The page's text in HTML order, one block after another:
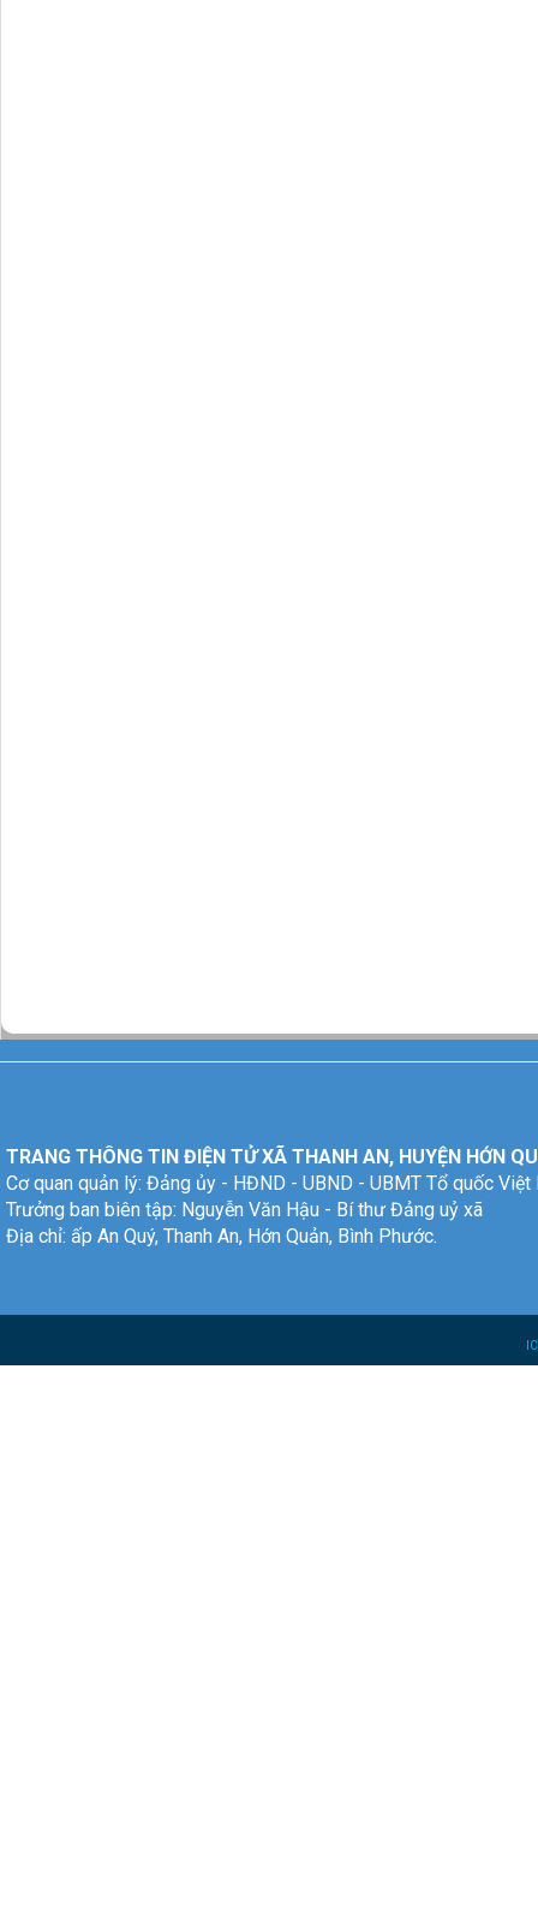
TRANG THÔNG TIN ĐIỆN TỬ XÃ THANH AN, HUYỆN HỚN
Cơ quan quản lý: Đảng ủy - HĐND - UBND - UBMT Tổ quốc Việt
Trưởng ban biên tập: Nguyễn Văn Hậu - Bí thư Đảng uỷ xã
Địa chỉ: ấp An Quý, Thanh An, Hớn Quản, Bình Phước.